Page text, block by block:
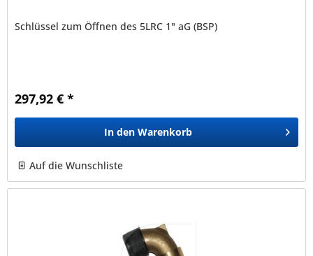
Schlüssel zum Öffnen des 5LRC 1" aG (BSP)
297,92 € *
In den Warenkorb
Auf die Wunschliste